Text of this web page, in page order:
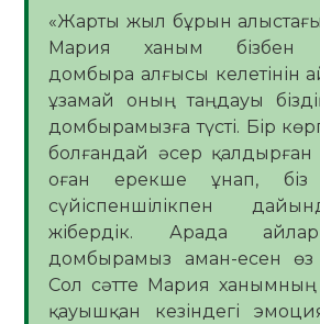
«Жарты жыл бұрын
Мария ханым бізбен
домбыра алғысы келетінін
ұзамай оның таңдауы
домбырамызға түсті. Бір
болғандай әсер
оған ерекше ұнап,
сүйіспеншілікпен
жібердік. Арада
домбырамыз аман-есен өз
Сол сәтте Мария
қауышқан кезіндегі